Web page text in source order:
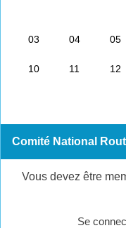
Comité National
Vous devez être
Se